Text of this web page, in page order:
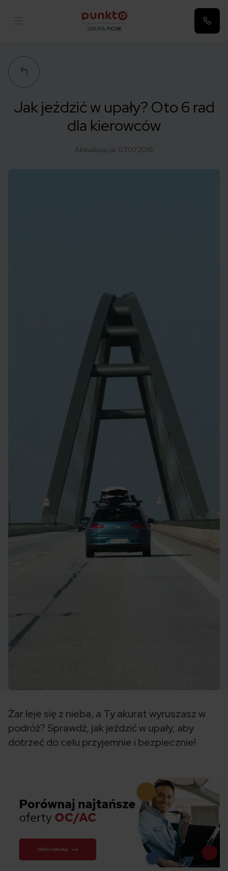
Jak jeździć w upały? Oto 6 rad
dla kierowców
Aktualizacja: 07.07.2016
Żar leje się z nieba, a Ty akurat wyruszasz w
podróż? Sprawdź, jak jeździć w upały, aby
dotrzeć do celu przyjemnie i bezpiecznie!